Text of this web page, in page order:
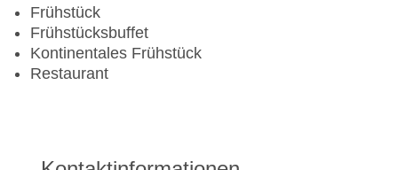
Frühstück
Frühstücksbuffet
Kontinentales Frühstück
Restaurant